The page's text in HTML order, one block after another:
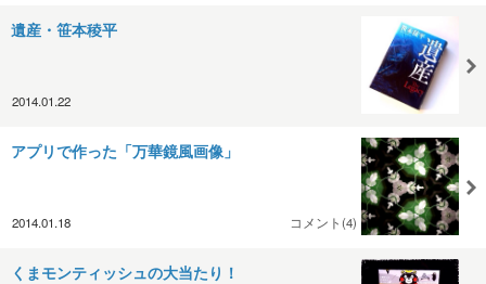
遺産・笹本稜平
2014.01.22
アプリで作った「万華鏡風画像」
2014.01.18 コメント(4)
くまモンティッシュの大当たり！